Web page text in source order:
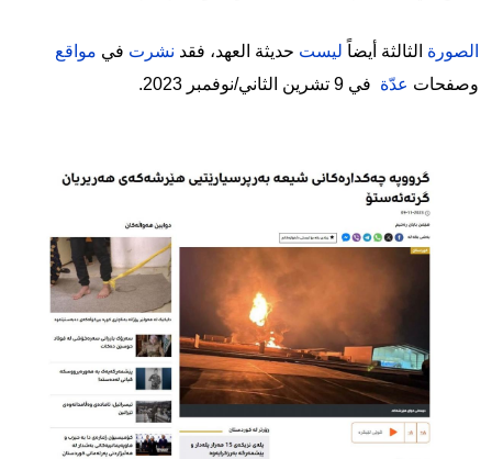
الصورة الثالثة أيضاً ليست حديثة العهد، فقد نشرت في مواقع
وصفحات عدّة في 9 تشرين الثاني/نوفمبر 2023.